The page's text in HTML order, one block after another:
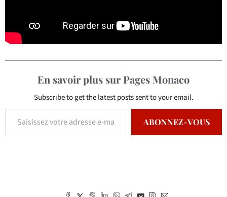
En savoir plus sur Pages Monaco
Subscribe to get the latest posts sent to your email.
ABONNEZ-VOUS